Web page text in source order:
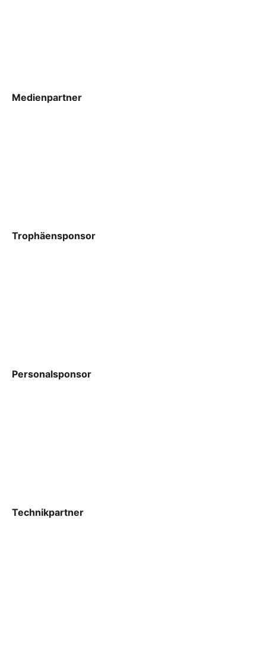
Medienpartner
Trophäensponsor
Personalsponsor
Technikpartner